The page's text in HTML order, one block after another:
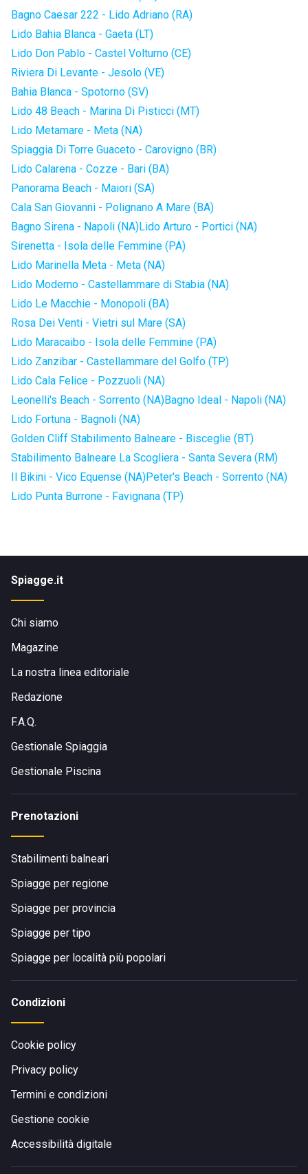
Bagno Caesar 222 - Lido Adriano (RA)
Lido Bahia Blanca - Gaeta (LT)
Lido Don Pablo - Castel Volturno (CE)
Riviera Di Levante - Jesolo (VE)
Bahia Blanca - Spotorno (SV)
Lido 48 Beach - Marina Di Pisticci (MT)
Lido Metamare - Meta (NA)
Spiaggia Di Torre Guaceto - Carovigno (BR)
Lido Calarena - Cozze - Bari (BA)
Panorama Beach - Maiori (SA)
Cala San Giovanni - Polignano A Mare (BA)
Bagno Sirena - Napoli (NA)Lido Arturo - Portici (NA)
Sirenetta - Isola delle Femmine (PA)
Lido Marinella Meta - Meta (NA)
Lido Moderno - Castellammare di Stabia (NA)
Lido Le Macchie - Monopoli (BA)
Rosa Dei Venti - Vietri sul Mare (SA)
Lido Maracaibo - Isola delle Femmine (PA)
Lido Zanzibar - Castellammare del Golfo (TP)
Lido Cala Felice - Pozzuoli (NA)
Leonelli's Beach - Sorrento (NA)Bagno Ideal - Napoli (NA)
Lido Fortuna - Bagnoli (NA)
Golden Cliff Stabilimento Balneare - Bisceglie (BT)
Stabilimento Balneare La Scogliera - Santa Severa (RM)
Il Bikini - Vico Equense (NA)Peter's Beach - Sorrento (NA)
Lido Punta Burrone - Favignana (TP)
Spiagge.it
Chi siamo
Magazine
La nostra linea editoriale
Redazione
F.A.Q.
Gestionale Spiaggia
Gestionale Piscina
Prenotazioni
Stabilimenti balneari
Spiagge per regione
Spiagge per provincia
Spiagge per tipo
Spiagge per località più popolari
Condizioni
Cookie policy
Privacy policy
Termini e condizioni
Gestione cookie
Accessibilità digitale